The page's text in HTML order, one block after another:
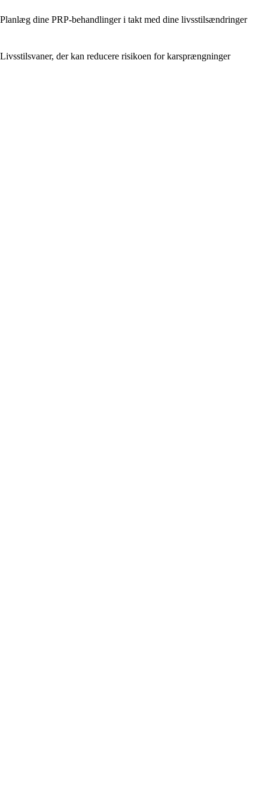
Planlæg dine PRP-behandlinger i takt med dine livsstilsændringer
Livsstilsvaner, der kan reducere risikoen for karsprængninger